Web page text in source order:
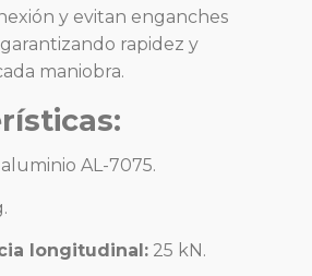
y evitan enganches
rapidez y
maniobra.
aluminio AL-7075.
longitudinal: 25 kN.